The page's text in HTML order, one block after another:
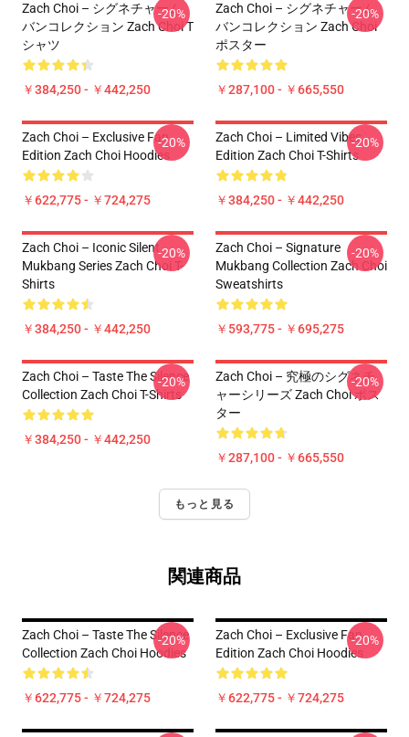
Zach Choi – シグネチャーム
バンコレクション Zach Choi T
シャツ
￥384,250 - ￥442,250
-20%
Zach Choi – シグネチャーム
バンコレクション Zach Choi
ポスター
￥287,100 - ￥665,550
-20%
Zach Choi – Exclusive Fan
Edition Zach Choi Hoodies
￥622,775 - ￥724,275
-20%
Zach Choi – Limited Vibes
Edition Zach Choi T-Shirts
￥384,250 - ￥442,250
-20%
Zach Choi – Iconic Silent
Mukbang Series Zach Choi T-
Shirts
￥384,250 - ￥442,250
-20%
Zach Choi – Signature
Mukbang Collection Zach Choi
Sweatshirts
￥593,775 - ￥695,275
-20%
Zach Choi – Taste The Silence
Collection Zach Choi T-Shirts
￥384,250 - ￥442,250
-20%
Zach Choi – 究極のシグネチ
ャーシリーズ Zach Choi ポス
ター
￥287,100 - ￥665,550
-20%
もっと見る
関連商品
Zach Choi – Taste The Silence
Collection Zach Choi Hoodies
￥622,775 - ￥724,275
-20%
Zach Choi – Exclusive Fan
Edition Zach Choi Hoodies
￥622,775 - ￥724,275
-20%